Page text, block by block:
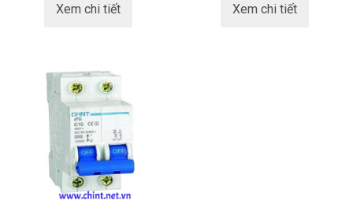
Xem chi tiết Xem chi tiết